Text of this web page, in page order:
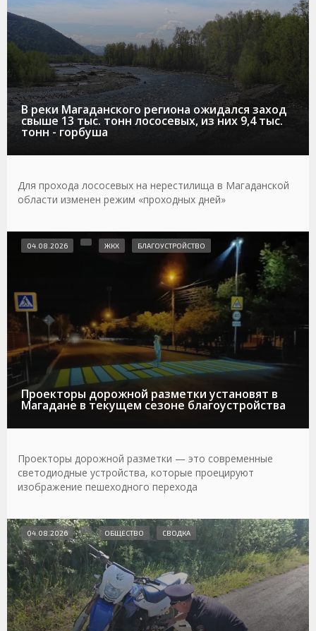
В реки Магаданского региона ожидался заход
свыше 13 тыс. тонн лососевых, из них 9,4 тыс.
тонн - горбуша
Для прохода лососевых на нерестилища в Магаданской
области изменен режим «проходных дней»
Проекторы дорожной разметки установят в
Магадане в текущем сезоне благоустройства
04.08.2026 ЖКХ БЛАГОУСТРОЙСТВО
Проекторы дорожной разметки — это современные
светодиодные устройства, которые проецируют
изображение пешеходного перехода
04.08.2026 ОБЩЕСТВО СВОДКА